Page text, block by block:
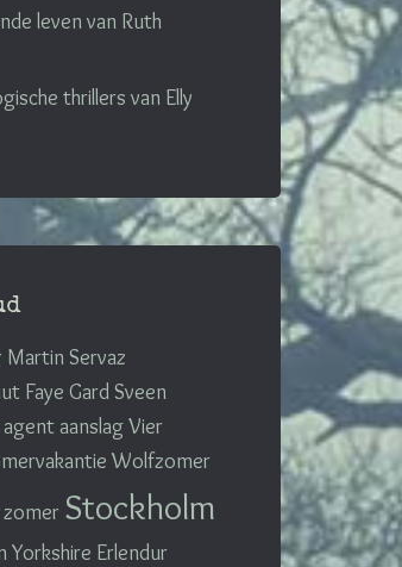
leven van Ruth
thrillers van Elly
Martin Servaz
Faye Gard Sveen
agentaanslagVier
Wolfzomer
Stockholm
Yorkshire Erlendur